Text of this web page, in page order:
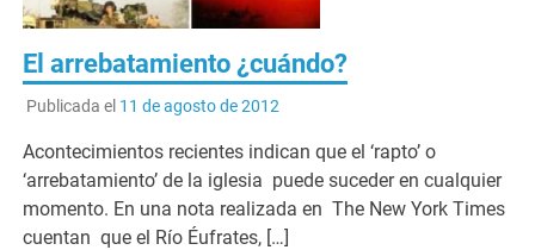
El arrebatamiento ¿cuándo?
Publicada el 11 de agosto de 2012
Acontecimientos recientes indican que el ‘rapto’ o
‘arrebatamiento’ de la iglesia puede suceder en cualquier
momento. En una nota realizada en The New York Times
cuentan que el Río Éufrates, […]